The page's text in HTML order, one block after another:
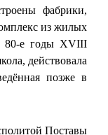
фабрики,
из жилых
80-е годы XVIII
действовала
позже в
Поставы